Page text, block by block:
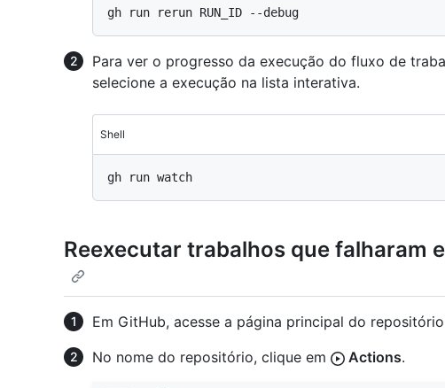
Para ver o progresso da execução do fluxo de
selecione a execução na lista interativa.
Shell
Reexecutar trabalhos que falharam
Em GitHub, acesse a página principal do
No nome do repositório, clique em
Actions.